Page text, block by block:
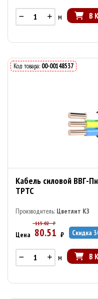
м В
Код товара: 00-00148537
Кабель силовой ВВГ-
ТРТС
Производитель: Цветлит КЗ
115.02 ₽
Цена 80.51 ₽ Скидка
м В